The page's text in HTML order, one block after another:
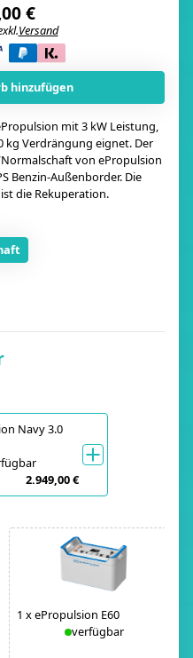
€
Versand
hinzufügen
mit 3 kW Leistung,
kg Verdrängung eignet. Der
von ePropulsion
Benzin-Außenborder. Die
die Rekuperation.
Navy 3.0
2.949,00 €
1 xePropulsion E60
verfügbar